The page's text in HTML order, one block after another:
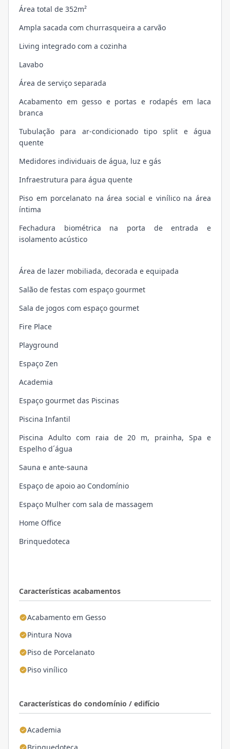
Características acabamentos
Acabamento em Gesso
Pintura Nova
Piso de Porcelanato
Piso vinílico
Características do condomínio / edifício
Academia
Área total de 352m²
Ampla sacada com churrasqueira a carvão
Living integrado com a cozinha
Lavabo
Área de serviço separada
Acabamento em gesso e portas e rodapés em laca
branca
Tubulação para ar-condicionado tipo split e água
quente
Medidores individuais de água, luz e gás
Infraestrutura para água quente
Piso em porcelanato na área social e vinílico na área
íntima
Fechadura biométrica na porta de entrada e
isolamento acústico
Área de lazer mobiliada, decorada e equipada
Salão de festas com espaço gourmet
Sala de jogos com espaço gourmet
Fire Place
Playground
Espaço Zen
Academia
Espaço gourmet das Piscinas
Piscina Infantil
Piscina Adulto com raia de 20 m, prainha, Spa e
Espelho d´água
Sauna e ante-sauna
Espaço de apoio ao Condomínio
Espaço Mulher com sala de massagem
Home Office
Brinquedoteca